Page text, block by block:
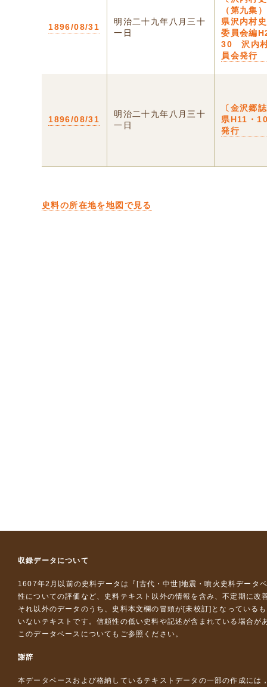
1896/08/31
明治二十九年八月三十
一日
（第九集
県沢内村
委員会編
30 沢内
員会発行
1896/08/31
明治二十九年八月三十
一日
〔金沢郷
県H11・
発行
史料の所在地を地図で見る
収録データについて
1607年2月以前の史料データは『 [古代・中世]地震・噴火史料データ
性についての評価など、史料テキスト以外の情報を含み、不定期に改
それ以外のデータのうち、史料本文欄の冒頭が[未校訂]となっている
いないテキストです。信頼性の低い史料や記述が含まれている場合が
このデータベースについて もご参照ください。
謝辞
本データベースおよび格納しているテキストデータの一部の作成には